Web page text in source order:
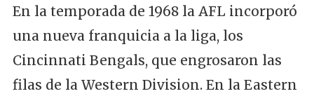
En la temporada de 1968 la AFL incorporó
una nueva franquicia a la liga, los
Cincinnati Bengals, que engrosaron las
filas de la Western Division. En la Eastern